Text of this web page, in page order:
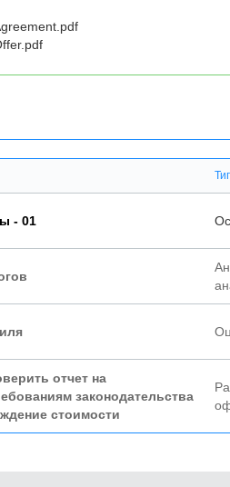
- 01
отчет на
законодательства
стоимости